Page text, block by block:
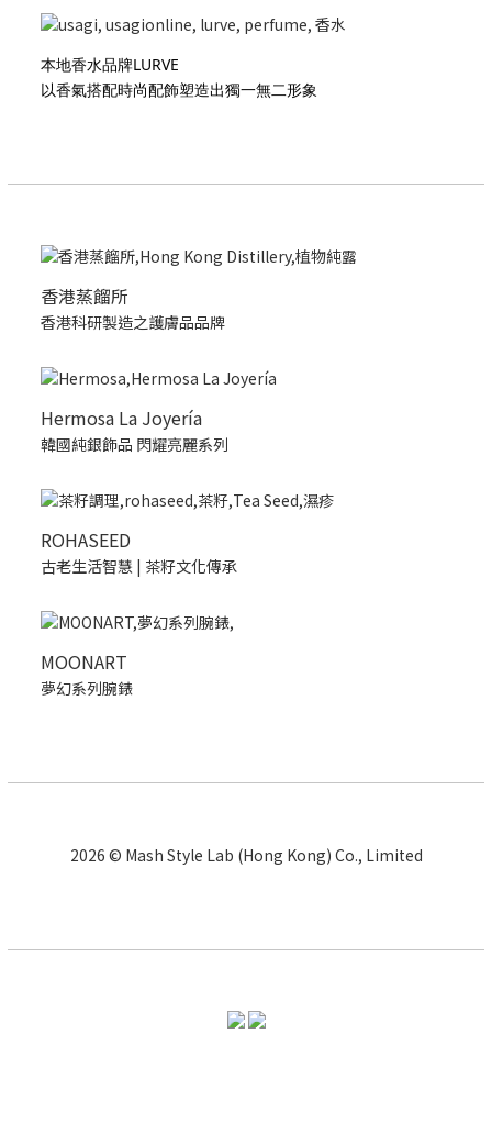
本地香水品牌LURVE
以香氣搭配時尚配飾塑造出獨一無二形象
香港蒸餾所
香港科研製造之護膚品品牌
Hermosa La Joyería
韓國純銀飾品 閃耀亮麗系列
ROHASEED
古老生活智慧 | 茶籽文化傳承
MOONART
夢幻系列腕錶
2026 © Mash Style Lab (Hong Kong) Co., Limited